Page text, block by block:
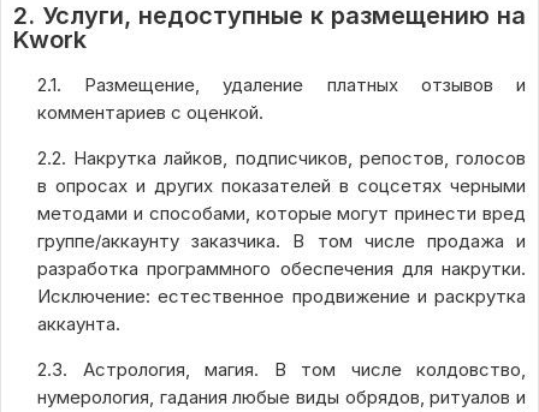
2. Услуги, недоступные к размещению на
Kwork
2.1. Размещение, удаление платных отзывов и
комментариев с оценкой.
2.2. Накрутка лайков, подписчиков, репостов, голосов
в опросах и других показателей в соцсетях черными
методами и способами, которые могут принести вред
группе/аккаунту заказчика. В том числе продажа и
разработка программного обеспечения для накрутки.
Исключение: естественное продвижение и раскрутка
аккаунта.
2.3. Астрология, магия. В том числе колдовство,
нумерология, гадания любые виды обрядов, ритуалов и